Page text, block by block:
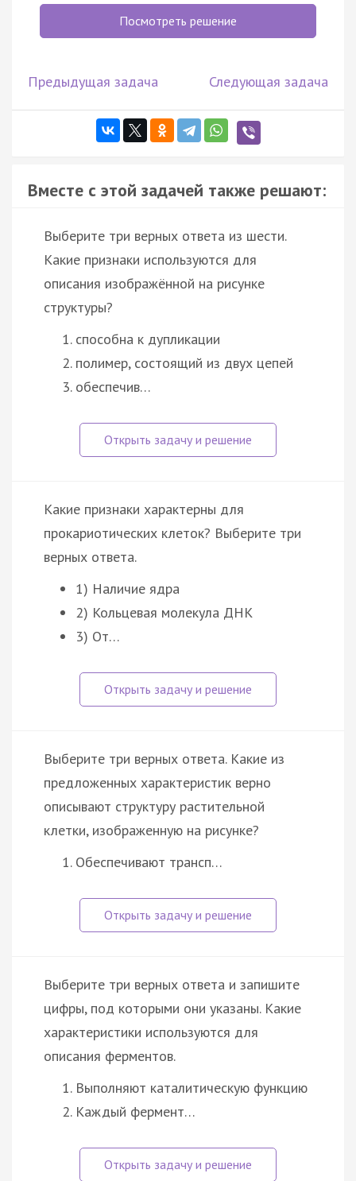
Посмотреть решение
Предыдущая задача Следующая задача
Вместе с этой задачей также решают:
Выберите три верных ответа из шести.
Какие признаки используются для
описания изображённой на рисунке
структуры?
способна к дупликации
полимер, состоящий из двух цепей
обеспечив…
Какие признаки характерны для
прокариотических клеток? Выберите три
верных ответа.
1) Наличие ядра
2) Кольцевая молекула ДНК
3) От…
Выберите три верных ответа. Какие из
предложенных характеристик верно
описывают структуру растительной
клетки, изображенную на рисунке?
Обеспечивают трансп…
Выберите три верных ответа и запишите
цифры, под которыми они указаны. Какие
характеристики используются для
описания ферментов.
Выполняют каталитическую функцию
Каждый фермент…